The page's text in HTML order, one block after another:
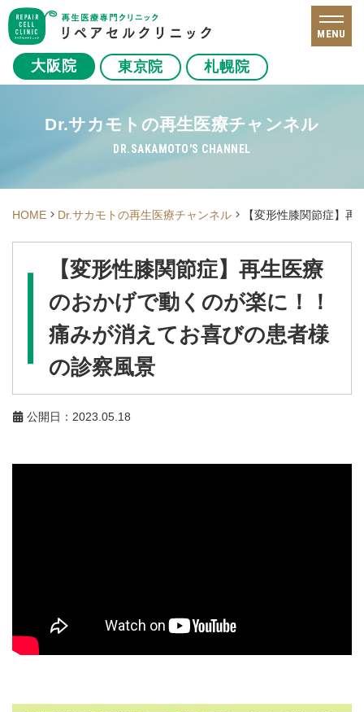
大阪院 東京院 札幌院
MENU
Dr.サカモトの再生医療チャンネル
DR.SAKAMOTO'S CHANNEL
HOME Dr.サカモトの再生医療チャンネル 【変形性膝関節症】
【変形性膝関節症】再生医療
のおかげで動くのが楽に！！
痛みが消えてお喜びの患者様
の診察風景
公開日：2023.05.18